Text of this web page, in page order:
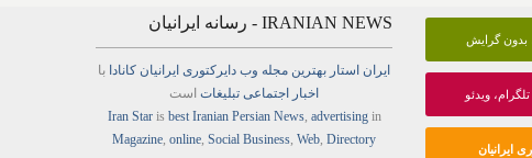
IRANIAN NEWS - رسانه ایرانیان
ایران استار بهترین مجله وب دایرکتوری ایرانیان کانادا با
اخبار
اجتماعی تبلیغات است
Iran Staris best Iranian Persian News, advertisingin
Magazine, online, Social Business, Web, Directory
بدون گرایش
ویدئو
ایرانیان